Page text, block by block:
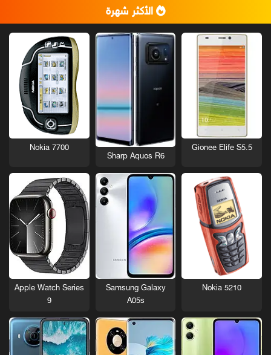
الأكثر شهرة
Gionee Elife S5.5
Sharp Aquos R6
Nokia 7700
Nokia 5210
Samsung Galaxy
A05s
Apple Watch Series
9